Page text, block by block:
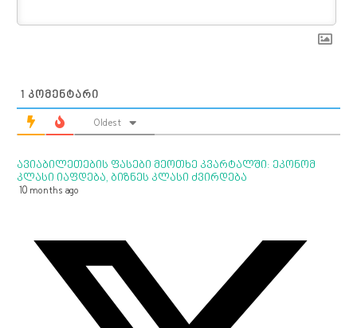
1 ᲙᲝᲛᲔᲜᲢᲐᲠᲘ
Oldest
ავიაბილეთების ფასები მეოთხე კვარტალში: ეკონომ
კლასი იაფდება, ბიზნეს კლასი ძვირდება
10 months ago